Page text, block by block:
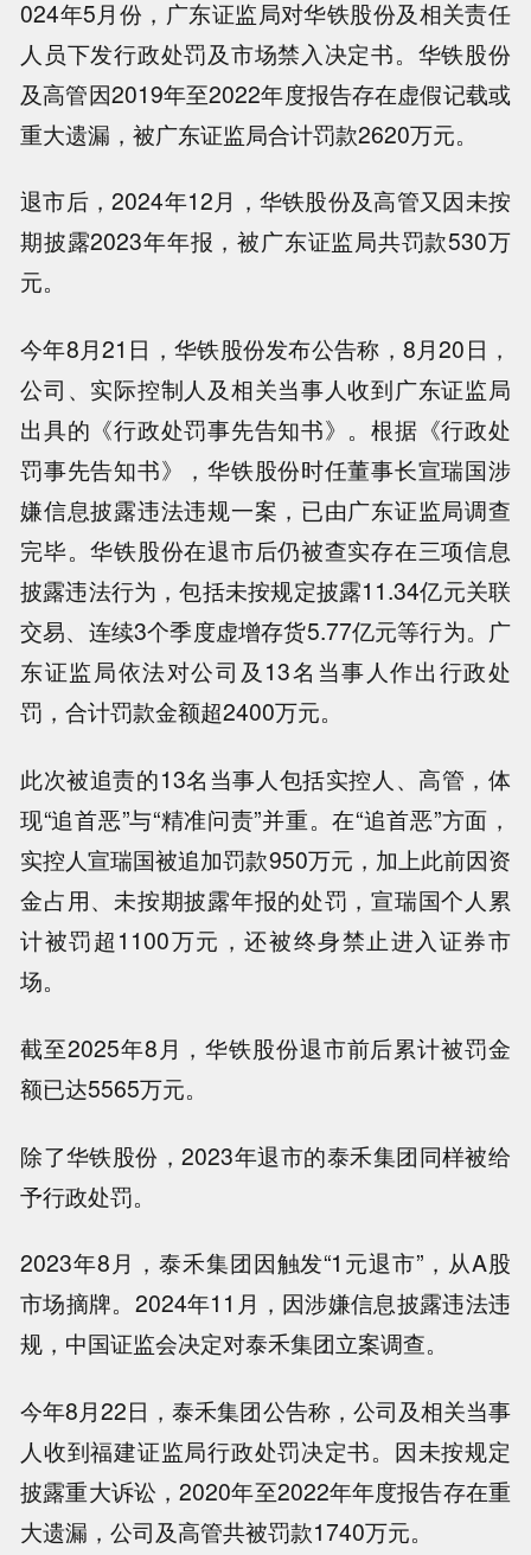
024年5月份，广东证监局对华铁股份及相关责任
人员下发行政处罚及市场禁入决定书。华铁股份
及高管因2019年至2022年度报告存在虚假记载或
重大遗漏，被广东证监局合计罚款2620万元。
退市后，2024年12月，华铁股份及高管又因未按
期披露2023年年报，被广东证监局共罚款530万
元。
今年8月21日，华铁股份发布公告称，8月20日，
公司、实际控制人及相关当事人收到广东证监局
出具的《行政处罚事先告知书》。根据《行政处
罚事先告知书》，华铁股份时任董事长宣瑞国涉
嫌信息披露违法违规一案，已由广东证监局调查
完毕。华铁股份在退市后仍被查实存在三项信息
披露违法行为，包括未按规定披露11.34亿元关联
交易、连续3个季度虚增存货5.77亿元等行为。广
东证监局依法对公司及13名当事人作出行政处
罚，合计罚款金额超2400万元。
此次被追责的13名当事人包括实控人、高管，体
现“追首恶”与“精准问责”并重。在“追首恶”方面，
实控人宣瑞国被追加罚款950万元，加上此前因资
金占用、未按期披露年报的处罚，宣瑞国个人累
计被罚超1100万元，还被终身禁止进入证券市
场。
截至2025年8月，华铁股份退市前后累计被罚金
额已达5565万元。
除了华铁股份，2023年退市的泰禾集团同样被给
予行政处罚。
2023年8月，泰禾集团因触发“1元退市”，从A股
市场摘牌。2024年11月，因涉嫌信息披露违法违
规，中国证监会决定对泰禾集团立案调查。
今年8月22日，泰禾集团公告称，公司及相关当事
人收到福建证监局行政处罚决定书。因未按规定
披露重大诉讼，2020年至2022年年度报告存在重
大遗漏，公司及高管共被罚款1740万元。